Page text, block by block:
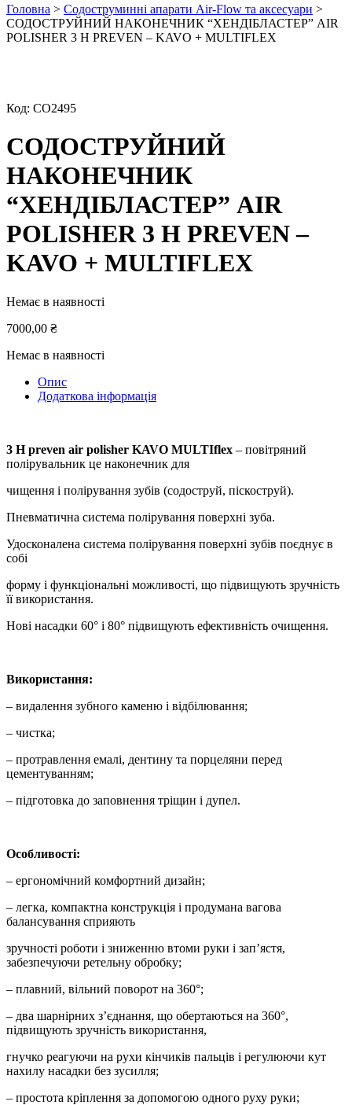
Головна > Содоструминні апарати Air-Flow та аксесуари >
СОДОСТРУЙНИЙ НАКОНЕЧНИК “ХЕНДІБЛАСТЕР” AIR
POLISHER 3 Н PREVEN – KAVO + MULTIFLEX
Код: СО2495
СОДОСТРУЙНИЙ
НАКОНЕЧНИК
“ХЕНДІБЛАСТЕР” AIR
POLISHER 3 Н PREVEN –
KAVO + MULTIFLEX
Немає в наявності
7000,00 ₴
Немає в наявності
Опис
Додаткова інформація
3 Н preven air polisher KAVO MULTIflex – повітряний
полірувальник це наконечник для
чищення і полірування зубів (содоструй, піскоструй).
Пневматична система полірування поверхні зуба.
Удосконалена система полірування поверхні зубів поєднує в
собі
форму і функціональні можливості, що підвищують зручність
її використання.
Нові насадки 60° і 80° підвищують ефективність очищення.
Використання:
– видалення зубного каменю і відбілювання;
– чистка;
– протравлення емалі, дентину та порцеляни перед
цементуванням;
– підготовка до заповнення тріщин і дупел.
Особливості:
– ергономічний комфортний дизайн;
– легка, компактна конструкція і продумана вагова
балансування сприяють
зручності роботи і зниженню втоми руки і зап’ястя,
забезпечуючи ретельну обробку;
– плавний, вільний поворот на 360°;
– два шарнірних з’єднання, що обертаються на 360°,
підвищують зручність використання,
гнучко реагуючи на рухи кінчиків пальців і регулюючи кут
нахилу насадки без зусилля;
– простота кріплення за допомогою одного руху руки;